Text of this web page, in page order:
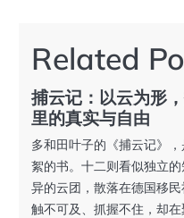
导
航
Related
捕云记：以云为形
里的真实与自由
多和田叶子的《捕云记》
絮的书。十二则看似独立
异的云团，散落在德国移
触不可及、抓握不住，却在